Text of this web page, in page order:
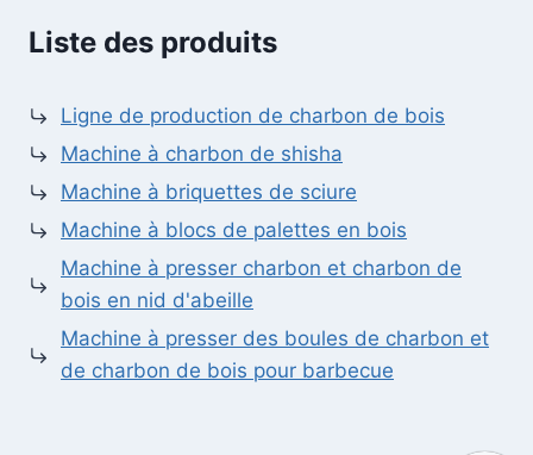
Liste des produits
Ligne de production de charbon de bois
Machine à charbon de shisha
Machine à briquettes de sciure
Machine à blocs de palettes en bois
Machine à presser charbon et charbon de
bois en nid d'abeille
Machine à presser des boules de charbon et
de charbon de bois pour barbecue